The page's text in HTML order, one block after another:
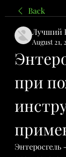
Back
Лучший
August 21,
при
Энтеросгель